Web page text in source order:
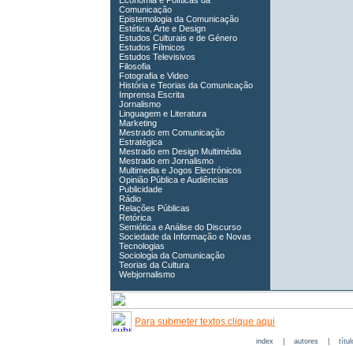
Comunicação
Epistemologia da Comunicação
Estética, Arte e Design
Estudos Culturais e de Género
Estudos Fílmicos
Estudos Televisivos
Filosofia
Fotografia e Video
História e Teorias da Comunicação
Imprensa Escrita
Jornalismo
Linguagem e Literatura
Marketing
Mestrado em Comunicação
Estratégica
Mestrado em Design Multimédia
Mestrado em Jornalismo
Multimedia e Jogos Electrónicos
Opinião Pública e Audiências
Publicidade
Rádio
Relações Públicas
Retórica
Semiótica e Análise do Discurso
Sociedade da Informação e Novas
Tecnologias
Sociologia da Comunicação
Teorias da Cultura
Webjornalismo
Para submeter textos clique aqui
index| autores|